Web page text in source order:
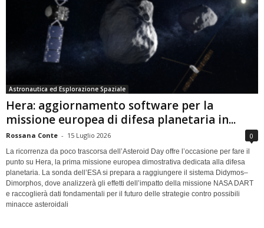
Astronautica ed Esplorazione Spaziale
Hera: aggiornamento software per la
missione europea di difesa planetaria in...
Rossana Conte - 15 Luglio 2026 0
La ricorrenza da poco trascorsa dell’Asteroid Day offre l’occasione per fare il
punto su Hera, la prima missione europea dimostrativa dedicata alla difesa
planetaria. La sonda dell’ESA si prepara a raggiungere il sistema Didymos–
Dimorphos, dove analizzerà gli effetti dell’impatto della missione NASA DART
e raccoglierà dati fondamentali per il futuro delle strategie contro possibili
minacce asteroidali